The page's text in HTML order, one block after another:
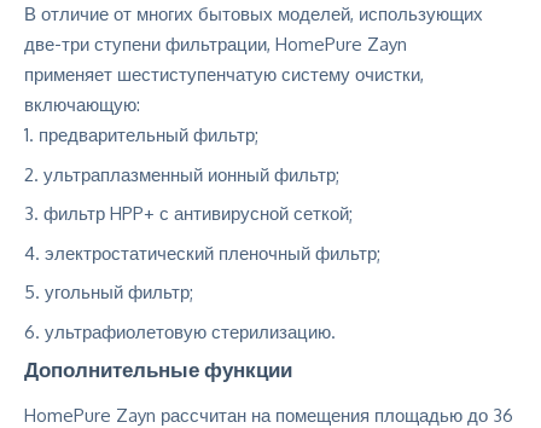
В отличие от многих бытовых моделей, использующих
две-три ступени фильтрации, HomePure Zayn
применяет шестиступенчатую систему очистки,
включающую:
предварительный фильтр;
ультраплазменный ионный фильтр;
фильтр HPP+ с антивирусной сеткой;
электростатический пленочный фильтр;
угольный фильтр;
ультрафиолетовую стерилизацию.
Дополнительные функции
HomePure Zayn рассчитан на помещения площадью до 36